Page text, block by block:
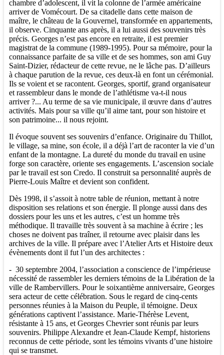
chambre d’adolescent, il vit la colonne de l’armée américaine
arriver de Vomécourt. De sa citadelle dans cette maison de
maître, le château de la Gouvernel, transformée en appartements,
il observe. Cinquante ans après, il a lui aussi des souvenirs très
précis. Georges n’est pas encore en retraite, il est premier
magistrat de la commune (1989-1995). Pour sa mémoire, pour la
connaissance parfaite de sa ville et de ses hommes, son ami Guy
Saint-Dizier, rédacteur de cette revue, ne le lâche pas. D’ailleurs
à chaque parution de la revue, ces deux-là en font un cérémonial.
Ils se voient et se racontent. Georges, sportif, grand organisateur
et rassembleur dans le monde de l’athlétisme va-t-il nous
arriver ?... Au terme de sa vie municipale, il œuvre dans d’autres
activités. Mais pour sa ville qu’il aime tant, pour son histoire et
son patrimoine... il nous rejoint.
Il évoque souvent ses souvenirs d’enfance. Originaire du Thillot,
le village, sa mine, son école, il a déjà l’art de raconter la vie d’un
enfant de la montagne. La dureté du monde du travail en usine
forge son caractère, oriente ses engagements. L’ascension sociale
par le travail est son Credo. Il construit sa personnalité auprès de
Pierre-Louis Maître et devient son confident.
Dès 1998, il s’assoit à notre table de réunion, mettant à notre
disposition ses relations et son énergie. Il plonge aussi dans des
dossiers pour les uns et les autres, c’est un homme très
méthodique. Il travaille très souvent à sa machine à écrire ; les
choses ne doivent pas traîner, il retourne avec plaisir dans les
archives de la ville. Il prépare avec l’Atelier Arts et Histoire deux
évènements dont il fut l’un des architectes :
- 30 septembre 2004, l’association a conscience de l’impérieuse
nécessité de rassembler les derniers témoins de la Libération de la
ville de Rambervillers. Pour le soixantième anniversaire, Georges
sera acteur de cette célébration. Sous le regard de cinq-cents
personnes réunies à la Maison du Peuple, il témoigne. Deux
générations captivent l’assistance. Marie-Thérèse Levent,
résistante à 15 ans, et Georges Chevrier sont réunis par leurs
souvenirs. Philippe Alexandre et Jean-Claude Kempf, historiens
reconnus de cette période, sont les témoins vivants d’une histoire
qui se transmet.